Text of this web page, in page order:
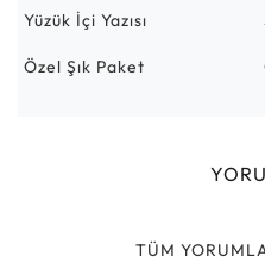
Yüzük İçi Yazısı
Özel Şık Paket
TÜM